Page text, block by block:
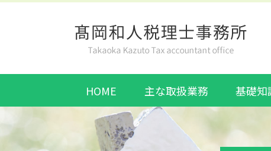
HOME 主な取扱業務 基礎知